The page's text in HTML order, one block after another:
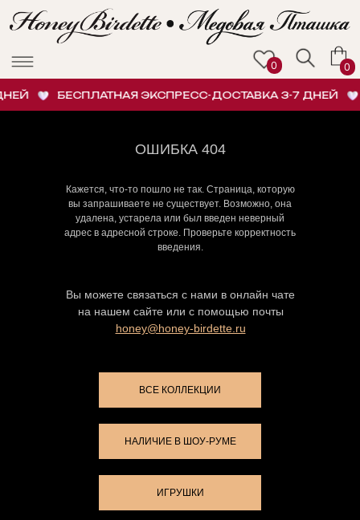
БЕСПЛАТНАЯ ЭКСПРЕСС-ДОСТАВКА 3-7 ДНЕЙ
ОШИБКА 404
Кажется, что-то пошло не так. Страница, которую
вы запрашиваете не существует. Возможно, она
удалена, устарела или был введен неверный
адрес в адресной строке. Проверьте корректность
введения.
Вы можете связаться с нами в онлайн чате
на нашем сайте или с помощью почты
honey@honey-birdette.ru
ИГРУШКИ
НАЛИЧИЕ В ШОУ-РУМЕ
ВСЕ КОЛЛЕКЦИИ